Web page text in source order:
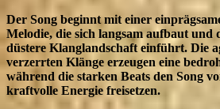
Der Song beginnt mit einer
Melodie, die sich langsam aufbaut und
düstere Klanglandschaft einführt. Die
verzerrten Klänge erzeugen eine
während die starken Beats den Song
kraftvolle Energie freisetzen.